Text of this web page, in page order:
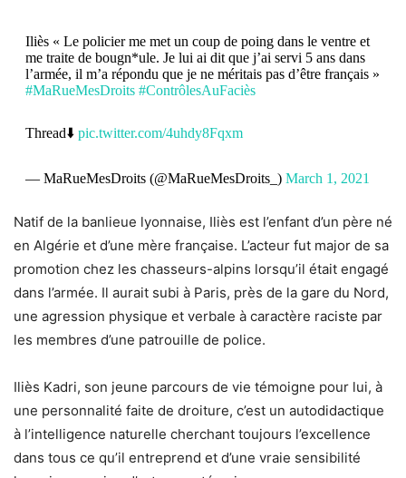
Iliès « Le policier me met un coup de poing dans le ventre et
me traite de bougn*ule. Je lui ai dit que j’ai servi 5 ans dans
l’armée, il m’a répondu que je ne méritais pas d’être français »
#MaRueMesDroits #ContrôlesAuFaciès
Thread⬇️ pic.twitter.com/4uhdy8Fqxm
— MaRueMesDroits (@MaRueMesDroits_) March 1, 2021
Natif de la banlieue lyonnaise, Iliès est l’enfant d’un père né
en Algérie et d’une mère française. L’acteur fut major de sa
promotion chez les chasseurs-alpins lorsqu’il était engagé
dans l’armée. Il aurait subi à Paris, près de la gare du Nord,
une agression physique et verbale à caractère raciste par
les membres d’une patrouille de police.
Iliès Kadri, son jeune parcours de vie témoigne pour lui, à
une personnalité faite de droiture, c’est un autodidactique
à l’intelligence naturelle cherchant toujours l’excellence
dans tous ce qu’il entreprend et d’une vraie sensibilité